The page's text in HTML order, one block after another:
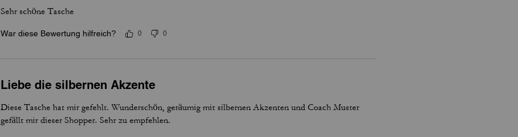
Sehr schöne Tasche
War diese Bewertung hilfreich? 0 0
Liebe die silbernen Akzente
Diese Tasche hat mir gefehlt. Wunderschön, geräumig mit silbernen Akzenten und Coach Muster
gefällt mir dieser Shopper. Sehr zu empfehlen.